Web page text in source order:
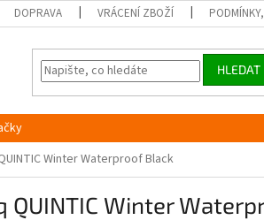
DOPRAVA VRÁCENÍ ZBOŽÍ
HLEDAT
Winter Waterproof Black
QUINTIC Winter